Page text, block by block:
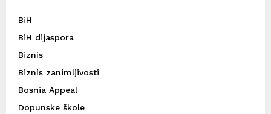
BiH
BiH dijaspora
Biznis
Biznis zanimljivosti
Bosnia Appeal
Dopunske škole